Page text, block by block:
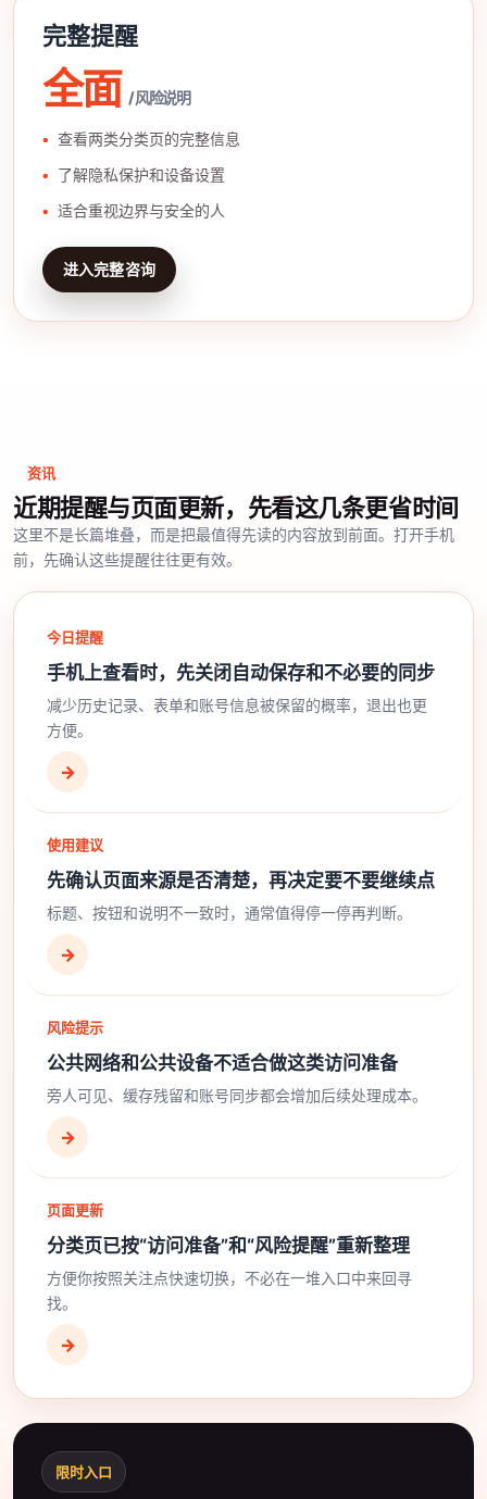
完整提醒
全面 / 风险说明
查看两类分类页的完整信息
了解隐私保护和设备设置
适合重视边界与安全的人
进入完整咨询
资讯
近期提醒与页面更新，先看这几条更省时间
这里不是长篇堆叠，而是把最值得先读的内容放到前面。打开手机
前，先确认这些提醒往往更有效。
今日提醒
手机上查看时，先关闭自动保存和不必要的同步
减少历史记录、表单和账号信息被保留的概率，退出也更
方便。
→
使用建议
先确认页面来源是否清楚，再决定要不要继续点
标题、按钮和说明不一致时，通常值得停一停再判断。
→
风险提示
公共网络和公共设备不适合做这类访问准备
旁人可见、缓存残留和账号同步都会增加后续处理成本。
→
页面更新
分类页已按“访问准备”和“风险提醒”重新整理
方便你按照关注点快速切换，不必在一堆入口中来回寻
找。
→
限时入口